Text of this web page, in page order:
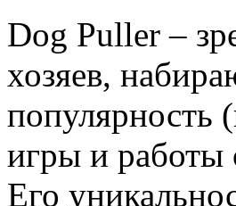
Dog Puller –
хозяев,
популярность
игры и работы
Его